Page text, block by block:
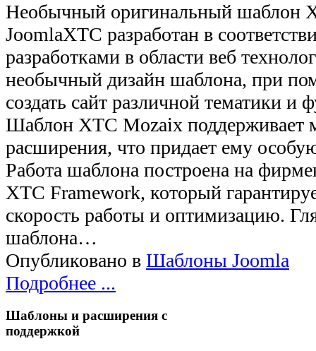
Необычный оригинальный шаблон
JoomlaXTC разработан в
разработками в области веб
необычный дизайн шаблона, при
создать сайт различной тематики и
Шаблон XTC Mozaix поддерживает
расширения, что придает ему
Работа шаблона построена на
XTC Framework, который
скорость работы и оптимизацию.
шаблона…
Опубликовано в Шаблоны Joomla
Подробнее ...
Шаблоны и расширения с
поддержкой